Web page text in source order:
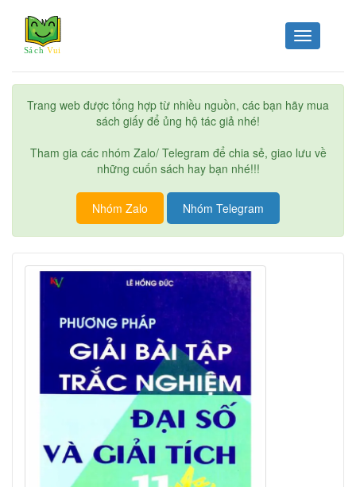
Toggle
navigation
Trang web được tổng hợp từ nhiều nguồn, các bạn hãy mua
sách giấy để ủng hộ tác giả nhé!
Tham gia các nhóm Zalo/ Telegram để chia sẻ, giao lưu về
những cuốn sách hay bạn nhé!!!
Nhóm Zalo Nhóm Telegram